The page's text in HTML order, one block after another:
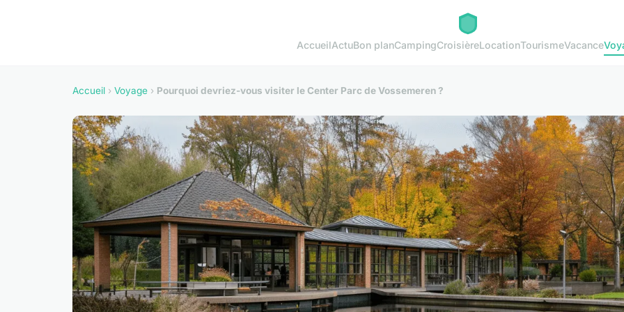
AccueilActuBon planCampingCroisièreLocationTourismeVacance
Accueil › Voyage › Pourquoi devriez-vous visiter le Center Parc de Vossemeren ?